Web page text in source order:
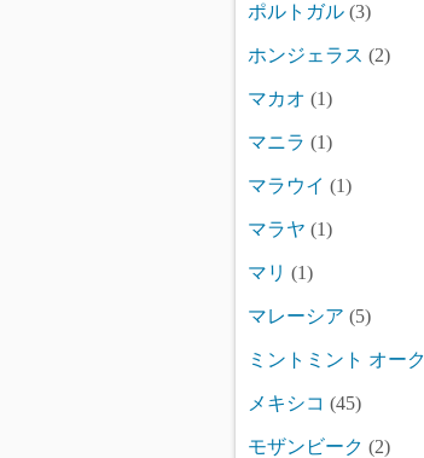
ポルトガル (3)
ホンジェラス (2)
マカオ (1)
マニラ (1)
マラウイ (1)
マラヤ (1)
マリ (1)
マレーシア (5)
ミントミント オー
メキシコ (45)
モザンビーク (2)